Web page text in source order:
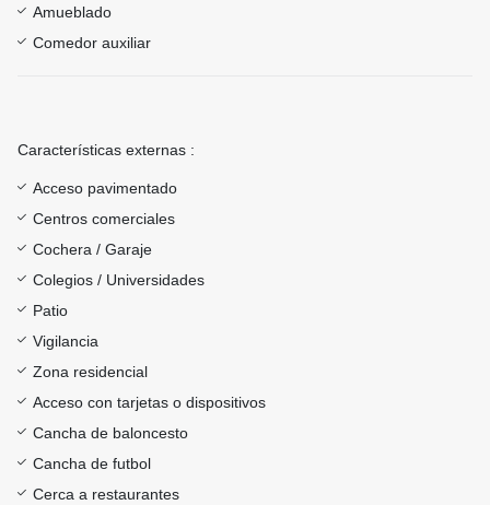
Amueblado
Comedor auxiliar
Características externas :
Acceso pavimentado
Centros comerciales
Cochera / Garaje
Colegios / Universidades
Patio
Vigilancia
Zona residencial
Acceso con tarjetas o dispositivos
Cancha de baloncesto
Cancha de futbol
Cerca a restaurantes